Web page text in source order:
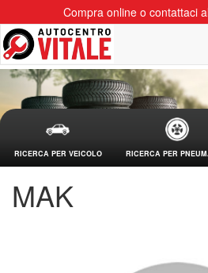
Compra online o contattaci
RICERCA PER VEICOLO RICERCA PER
MAK